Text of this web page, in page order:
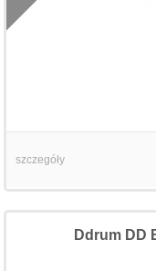
szczegóły
Ddrum DD